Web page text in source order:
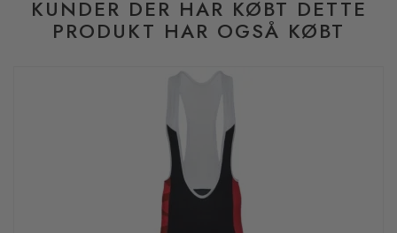
KUNDER DER HAR KØBT DETTE
PRODUKT HAR OGSÅ KØBT